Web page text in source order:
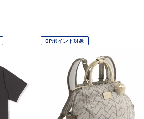
OPポイント対象